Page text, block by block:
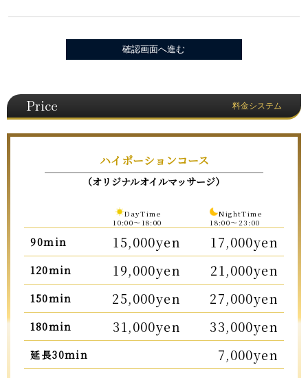
Price 料金システム
ハイポーションコース
（オリジナルオイルマッサージ）
DayTime
10:00〜18:00
NightTime
18:00〜23:00
90min 15,000yen 17,000yen
120min 19,000yen 21,000yen
150min 25,000yen 27,000yen
180min 31,000yen 33,000yen
延長30min 7,000yen